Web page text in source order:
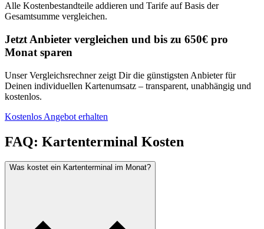
Alle Kostenbestandteile addieren und Tarife auf Basis der
Gesamtsumme vergleichen.
Jetzt Anbieter vergleichen und bis zu 650€ pro
Monat sparen
Unser Vergleichsrechner zeigt Dir die günstigsten Anbieter für
Deinen individuellen Kartenumsatz – transparent, unabhängig und
kostenlos.
Kostenlos Angebot erhalten
FAQ: Kartenterminal Kosten
Was kostet ein Kartenterminal im Monat?